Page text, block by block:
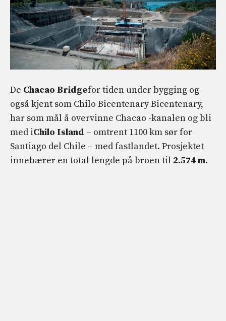
De Chacao Bridgefor tiden under bygging og
også kjent som Chilo Bicentenary Bicentenary,
har som mål å overvinne Chacao -kanalen og bli
med iChilo Island – omtrent 1100 km sør for
Santiago del Chile – med fastlandet. Prosjektet
innebærer en total lengde på broen til 2.574m.